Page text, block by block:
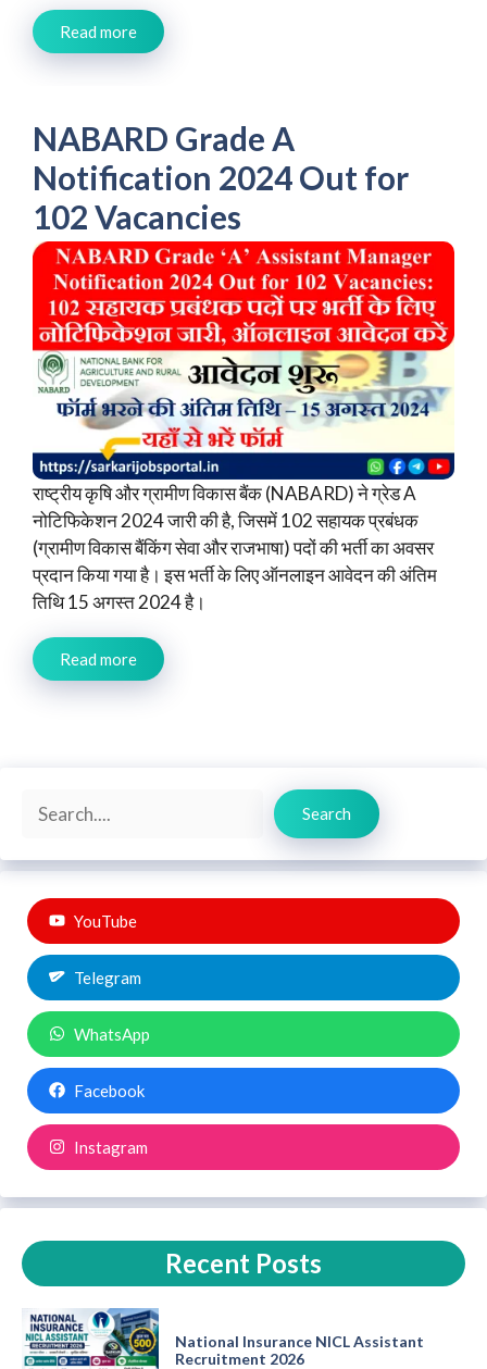
Read more
NABARD Grade A
Notification 2024 Out for
102 Vacancies
राष्ट्रीय कृषि और ग्रामीण विकास बैंक (NABARD) ने ग्रेड A
नोटिफिकेशन 2024 जारी की है, जिसमें 102 सहायक प्रबंधक
(ग्रामीण विकास बैंकिंग सेवा और राजभाषा) पदों की भर्ती का अवसर
प्रदान किया गया है। इस भर्ती के लिए ऑनलाइन आवेदन की अंतिम
तिथि 15 अगस्त 2024 है।
Read more
Search
Search
YouTube
Telegram
WhatsApp
Facebook
Instagram
Recent Posts
National Insurance NICL Assistant
Recruitment 2026